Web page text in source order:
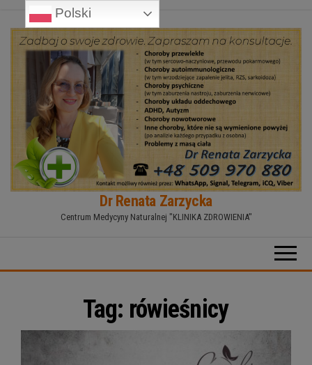
Przejdź
Dr Renata Zarzycka
Centrum Medycyny Naturalnej "KLINIKA ZDROWIENIA"
Tag: rówieśnicy
Polski